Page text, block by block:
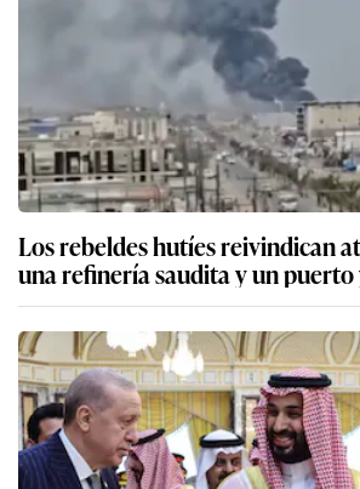
Los rebeldes hutíes reivindican
una refinería saudita y un